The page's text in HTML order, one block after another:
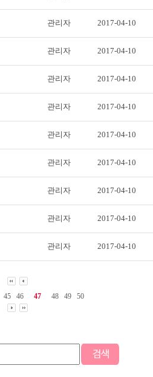
관리자 2017-04-10
관리자 2017-04-10
관리자 2017-04-10
관리자 2017-04-10
관리자 2017-04-10
관리자 2017-04-10
관리자 2017-04-10
관리자 2017-04-10
관리자 2017-04-10
45 46 47 48 49 50